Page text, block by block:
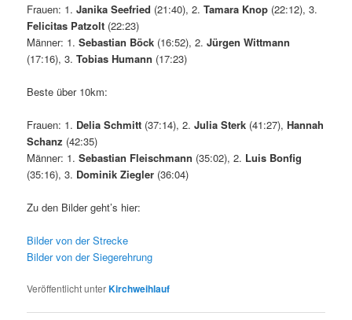
Frauen: 1.Janika Seefried (21:40), 2.Tamara Knop (22:12), 3.
Felicitas Patzolt (22:23)
Männer: 1.Sebastian Böck (16:52), 2.Jürgen Wittmann
(17:16), 3.Tobias Humann (17:23)
Beste über 10km:
Frauen: 1. Delia Schmitt (37:14), 2.Julia Sterk (41:27),Hannah
Schanz (42:35)
Männer: 1.Sebastian Fleischmann (35:02), 2. Luis Bonfig
(35:16), 3. Dominik Ziegler (36:04)
Zu den Bilder geht’s hier:
Bilder von der Strecke
Bilder von der Siegerehrung
Veröffentlicht unterKirchweihlauf